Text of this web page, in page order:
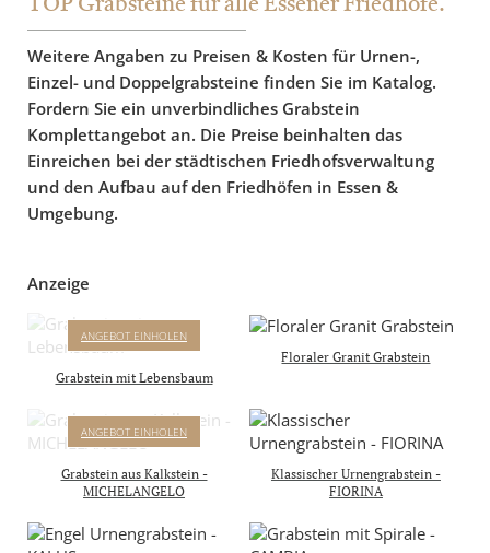
TOP Grabsteine für alle Essener Friedhöfe.
Weitere Angaben zu Preisen & Kosten für Urnen-,
Einzel- und Doppelgrabsteine finden Sie im Katalog.
Fordern Sie ein unverbindliches Grabstein
Komplettangebot an. Die Preise beinhalten das
Einreichen bei der städtischen Friedhofsverwaltung
und den Aufbau auf den Friedhöfen in Essen &
Umgebung.
Anzeige
ANNOT
GRABSTEIN MIT
LEBENSBAUM
& Aufbau inkl.
4.950 €inkl. 19% MwSt
ANGEBOT EINHOLEN
Grabstein mit Lebensbaum
Floraler Granit Grabstein
MICHELANGELO
GRABSTEIN MIT RELIEF
AUS DER SIXTINISCHEN
KAPELLE
& Aufbau in D, A & CH
ANGEBOT EINHOLEN
Grabstein aus Kalkstein -
MICHELANGELO
Klassischer Urnengrabstein -
FIORINA